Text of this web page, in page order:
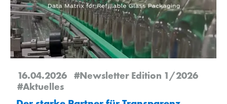
16.04.2026 #Newsletter Edition 1/2026
#Aktuelles